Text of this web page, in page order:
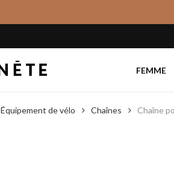
FEMME
Équipement de vélo Chaînes Chaîne